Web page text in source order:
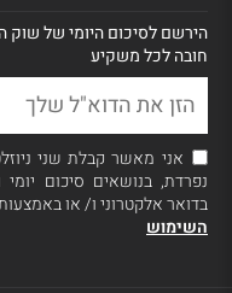
הירשם לסיכום היומי של שוק
חובה לכל משקיע
אני מאשר קבלת שני
נפרדת, בנושאים סיכום
בדואר אלקטרוני ו/ או
השימוש